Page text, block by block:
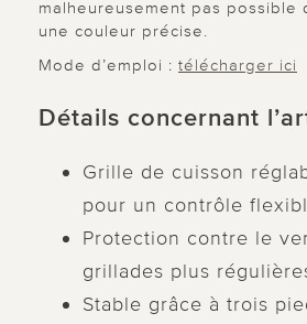
malheureusement pas possible
une couleur précise.
Mode d’emploi : télécharger ici
Détails concernant
Grille de cuisson
pour un contrôle
Protection contre le
grillades plus
Stable grâce à trois